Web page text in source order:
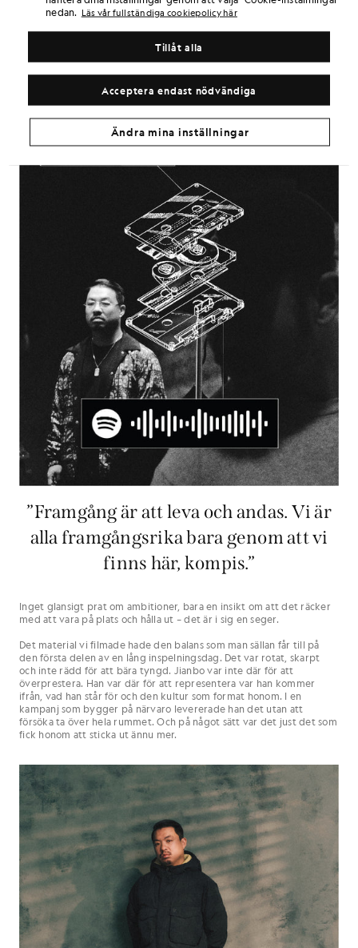
dit”, säger han.
”Framgång är att leva och andas. Vi är
alla framgångsrika bara genom att vi
finns här, kompis.”
Inget glansigt prat om ambitioner, bara en insikt om att det räcker
med att vara på plats och hålla ut – det är i sig en seger.
Det material vi filmade hade den balans som man sällan får till på
den första delen av en lång inspelningsdag. Det var rotat, skarpt
och inte rädd för att bära tyngd. Jianbo var inte där för att
överprestera. Han var där för att representera var han kommer
ifrån, vad han står för och den kultur som format honom. I en
kampanj som bygger på närvaro levererade han det utan att
försöka ta över hela rummet. Och på något sätt var det just det som
fick honom att sticka ut ännu mer.
nedan. Läs vår fullständiga cookiepolicy här
Acceptera endast nödvändiga
Tillåt alla
Ändra mina inställningar